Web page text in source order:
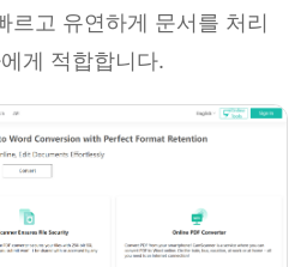
르고 유연하게 문서를 처리
게 적합합니다.